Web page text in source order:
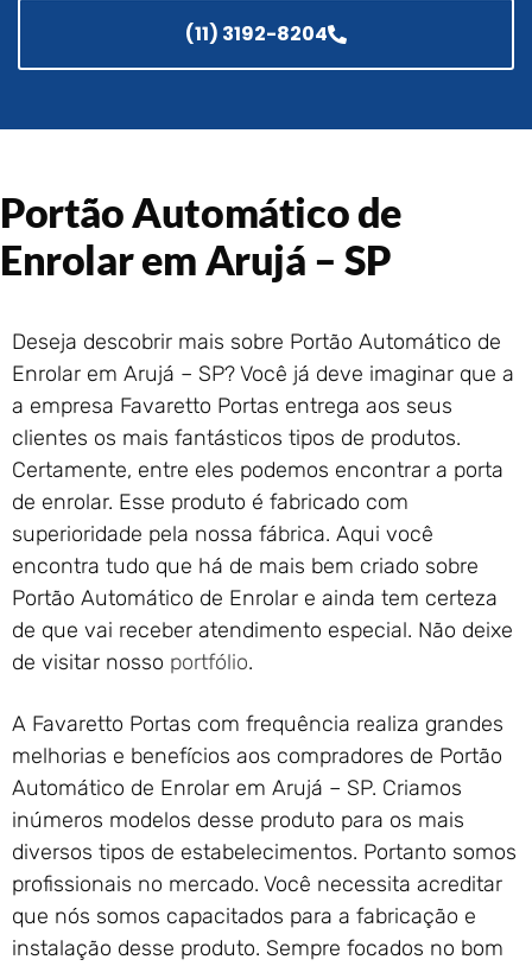
Portão de Garagem de
Enrolar em São Gonçalo – RJ
Enrolar em Rio das Ostras –
Enrolar em Queimados – RJ
Portão de Garagem de
Enrolar em Petrópolis – RJ
Portão de Garagem de
Enrolar em Nova Iguaçu – RJ
Portão de Garagem de
Enrolar em Nova Friburgo –
RJ
(11) 3192-8204
Portão Automático de
Enrolar em Arujá – SP
Deseja descobrir mais sobre Portão Automático de
Enrolar em Arujá – SP? Você já deve imaginar que a
a empresa Favaretto Portas entrega aos seus
clientes os mais fantásticos tipos de produtos.
Certamente, entre eles podemos encontrar a porta
de enrolar. Esse produto é fabricado com
superioridade pela nossa fábrica. Aqui você
encontra tudo que há de mais bem criado sobre
Portão Automático de Enrolar e ainda tem certeza
de que vai receber atendimento especial. Não deixe
de visitar nosso portfólio.
A Favaretto Portas com frequência realiza grandes
melhorias e benefícios aos compradores de Portão
Automático de Enrolar em Arujá – SP. Criamos
inúmeros modelos desse produto para os mais
diversos tipos de estabelecimentos. Portanto somos
profissionais no mercado. Você necessita acreditar
que nós somos capacitados para a fabricação e
instalação desse produto. Sempre focados no bom